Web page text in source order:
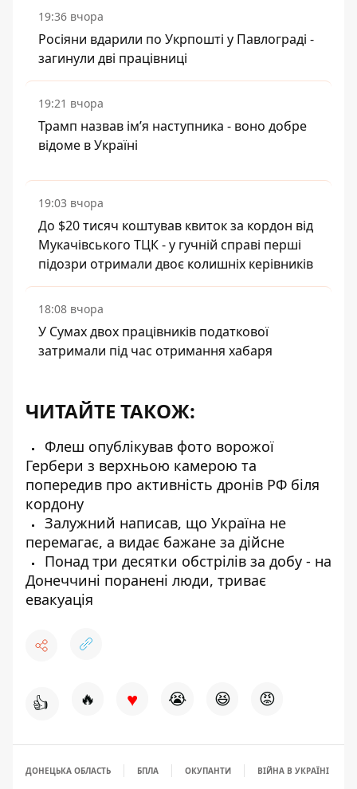
19:36 вчора
Росіяни вдарили по Укрпошті у Павлограді -
загинули дві працівниці
19:21 вчора
Трамп назвав імʼя наступника - воно добре
відоме в Україні
19:03 вчора
До $20 тисяч коштував квиток за кордон від
Мукачівського ТЦК - у гучній справі перші
підозри отримали двоє колишніх керівників
18:08 вчора
У Сумах двох працівників податкової
затримали під час отримання хабаря
ЧИТАЙТЕ ТАКОЖ:
Флеш опублікував фото ворожої
Гербери з верхньою камерою та
попередив про активність дронів РФ біля
кордону
Залужний написав, що Україна не
перемагає, а видає бажане за дійсне
Понад три десятки обстрілів за добу - на
Донеччині поранені люди, триває
евакуація
👍 🔥 ♥ 😭 😆 😡
ДОНЕЦЬКА ОБЛАСТЬ БПЛА ОКУПАНТИ ВІЙНА В УКРАЇНІ